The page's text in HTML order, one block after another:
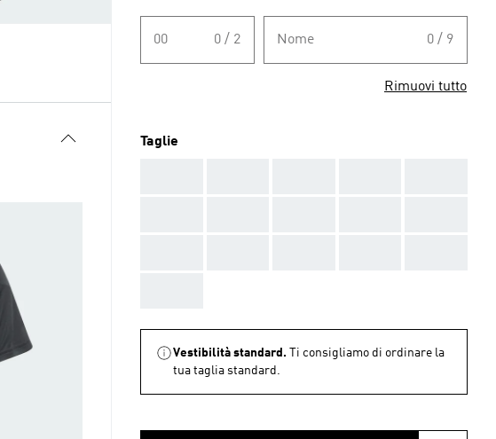
00 0 / 2 Nome 0 / 9
Rimuovi tutto
Taglie
Vestibilità standard.
Ti consigliamo di ordinare la
tua taglia standard.